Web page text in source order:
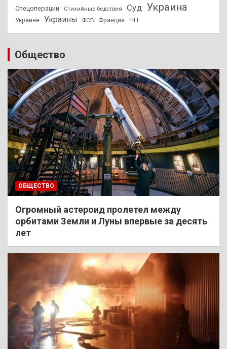
Спецоперации Стихийные бедствия Суд Украина
Украине Украины ФСБ Франция ЧП
Общество
ОБЩЕСТВО
Огромный астероид пролетел между
орбитами Земли и Луны впервые за десять
лет